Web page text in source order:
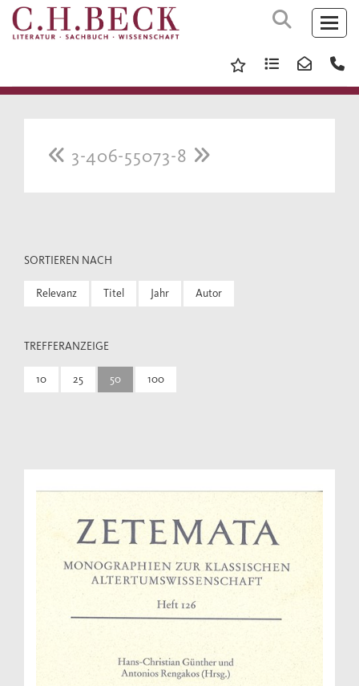
3-406-55073-8
SORTIEREN NACH
Relevanz Titel Jahr Autor
TREFFERANZEIGE
10 25 50 100